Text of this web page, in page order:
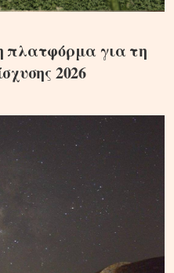
πλατφόρμα για τη
2026